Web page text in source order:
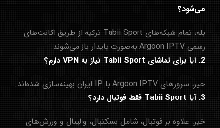
می‌شود؟
بله، تمام شبکه‌های Tabii Sport ترکیه از طریق اکانت‌های
رسمی Argoon IPTV به‌صورت پایدار باز می‌شوند.
2. آیا برای تماشای Tabii Sport نیاز به VPN دارم؟
خیر، سرورهای Argoon IPTV با IP ایران بهینه‌سازی شده‌اند.
3. آیا Tabii Sport فقط فوتبال دارد؟
خیر، علاوه بر فوتبال، شامل بسکتبال، والیبال و ورزش‌های